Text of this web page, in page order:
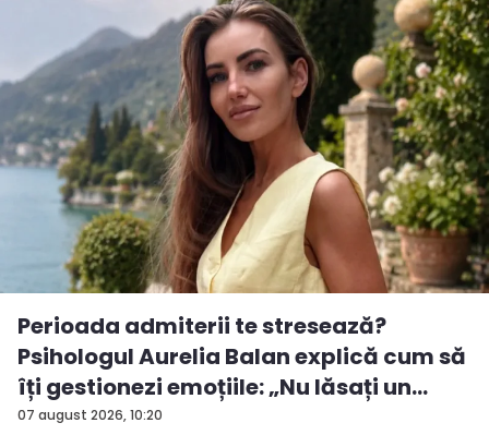
07 august 2026, 10:20
Perioada admiterii te stresează?
Psihologul Aurelia Balan explică cum să
îți gestionezi emoțiile: „Nu lăsați un
rezu...